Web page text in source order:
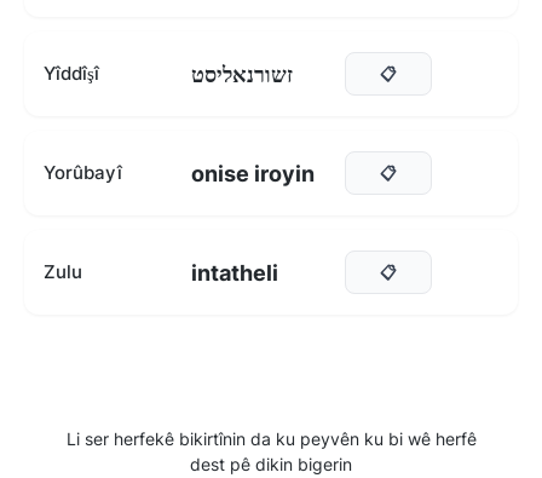
Yîddîşî זשורנאליסט 📋
Yorûbayî onise iroyin 📋
Zulu intatheli 📋
Li ser herfekê bikirtînin da ku peyvên ku bi wê herfê
dest pê dikin bigerin